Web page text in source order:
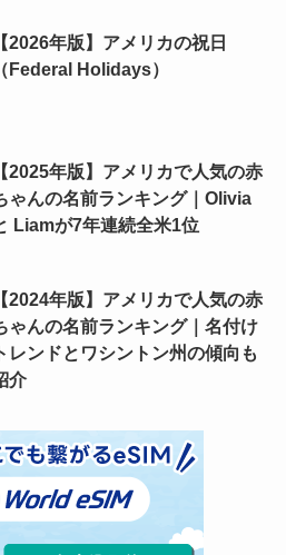
【2026年版】アメリカの祝日
（Federal Holidays）
【2025年版】アメリカで人気の赤
ゃんの名前ランキング｜Olivia
Liamが7年連続全米1位
【2024年版】アメリカで人気の赤
ゃんの名前ランキング｜名付け
トレンドとワシントン州の傾向も
介